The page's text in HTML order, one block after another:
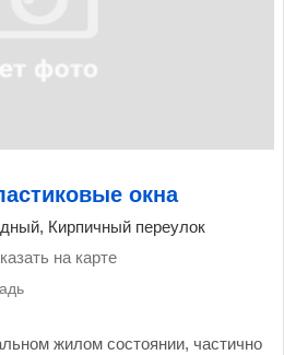
окна
Кирпичный переулок
на карте
жилом состоянии, частично